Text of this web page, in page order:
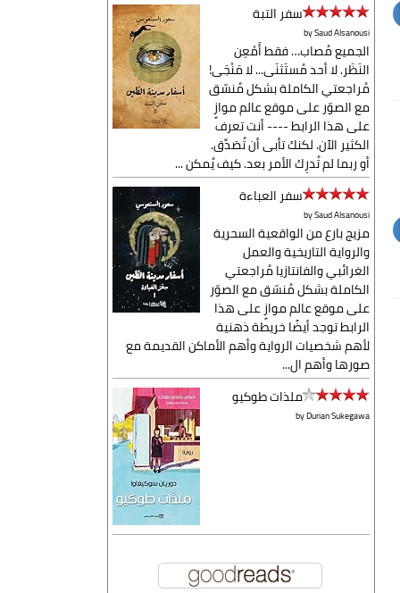
سفر التبة
bySaud Alsanousi
الجميع مُصاب… فقط أَمْعِن
النَظَر. لا أحد مُستَثنَى... لا مَنْجَى!
مُراجعتي الكاملة بشكل مُنسّق
مع الصوّر على موقع عالم موازٍ
على هذا الرابط ---- أنت تعرف
الكثير الآن. لكنك تأبى أن تُصَدِّق.
أو ربما لم تُدرِك الأمر بعد. كيف يُمكن ...
سفر العباءة
bySaud Alsanousi
مزيج بارع من الواقعية السحرية
والرواية التاريخية والعمل
الغرائبي والفانتازيا مُراجعتي
الكاملة بشكل مُنسّق مع الصوّر
على موقع عالم موازٍ على هذا
الرابط توجد أيضًا خريطة ذهنية
لأهم شخصيات الرواية وأهم الأماكن القديمة مع
صورها وأهم ال...
ملذات طوكيو
byDurian Sukegawa